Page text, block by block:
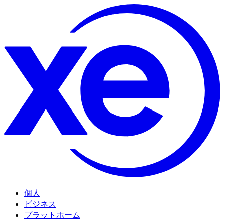
個人
ビジネス
プラットホーム